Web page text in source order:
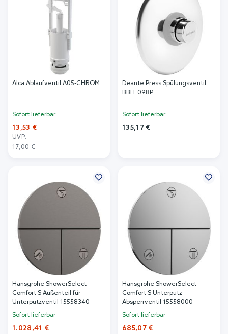
Alca Ablaufventil A05-CHROM
Sofort lieferbar
13,53 €
UVP:
17,00 €
Deante Press Spülungsventil
BBH_098P
Sofort lieferbar
135,17 €
Hansgrohe ShowerSelect
Comfort S Außenteil für
Unterputzventil 15558340
Sofort lieferbar
1.028,41 €
Hansgrohe ShowerSelect
Comfort S Unterputz-
Absperrventil 15558000
Sofort lieferbar
685,07 €